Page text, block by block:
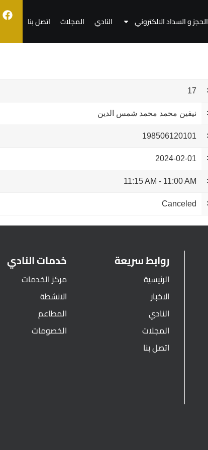
الحجز و السداد الالكتروني النادي المجلات اتصل بنا
17
نيفين محمد محمد شمس الدين
198506120101
2024-02-01
11:00 AM
-
11:15 AM
Canceled
روابط سريعة
الرئيسية
الاخبار
النادي
المجلات
اتصل بنا
خدمات النادي
مركز الخدمات
الانشطة
المطاعم
الخصومات